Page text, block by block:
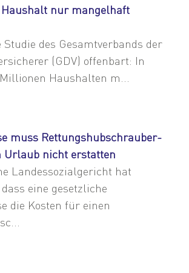
Haushalt nur mangelhaft
des Gesamtverbands der
(GDV) offenbart: In
Haushalten m...
muss Rettungshubschrauber-
Urlaub nicht erstatten
Landessozialgericht hat
eine gesetzliche
die Kosten für einen